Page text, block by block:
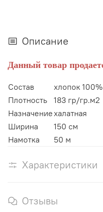
Описание
Данный товар
Состав
хлопок 100%
Плотность
183 гр/гр.м2
Назначениехалатная
Ширина
150 см
Намотка
50 м
Характеристики
Отзывы